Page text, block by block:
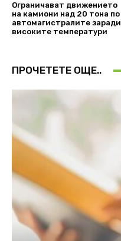
Ограничават движението
на камиони над 20 тона по
автомагистралите заради
високите температури
ПРОЧЕТЕТЕ ОЩЕ..